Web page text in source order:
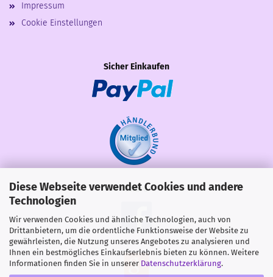
Diese Webseite verwendet Cookies und andere
Technologien
Wir verwenden Cookies und ähnliche Technologien, auch von
Drittanbietern, um die ordentliche Funktionsweise der Website zu
gewährleisten, die Nutzung unseres Angebotes zu analysieren und
Ihnen ein bestmögliches Einkaufserlebnis bieten zu können. Weitere
Informationen finden Sie in unserer Datenschutzerklärung.
Impressum
Cookie Einstellungen
Sicher Einkaufen
Share